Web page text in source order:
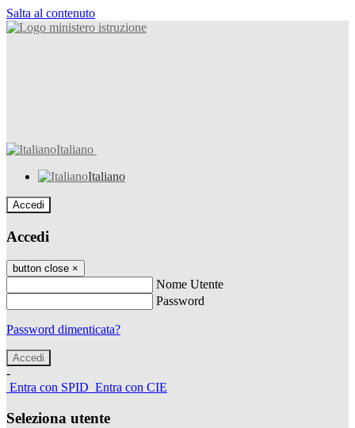
Salta al contenuto
Italiano
Italiano
Accedi
Accedi
button close ×
Nome Utente
Password
Password dimenticata?
-
Entra con SPID Entra con CIE
Seleziona utente